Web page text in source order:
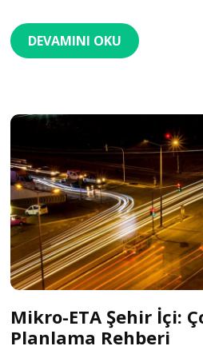
DEVAMINI OKU
Mikro-ETA Şehir İçi:
Planlama Rehberi